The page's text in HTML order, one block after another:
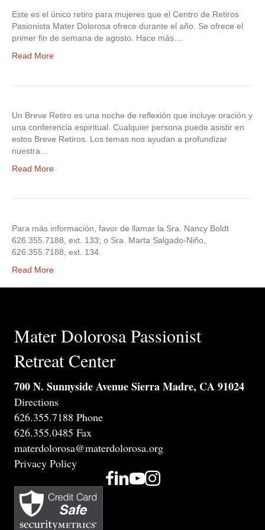
Este es el único retiro para mujeres que el Centro de Retiros
Pasionista Mater Dolorosa ofrece durante el año. Se ofrece el
primer fin de semana de agosto. Hace más…
Read More
Un Breve Retiro es una noche de reflexión que incluye oración y
una conferencia espiritual. Cualquier persona puede asistir en
estos Breve Retiros. Los temas nos ayudan a profundizar
nuestra…
Read More
Para más información, favor de llamar la Sra. Nancy Boldt
626.355.7188, ext. 133; o Sra. Marta Salgado-Niño,
626.355.7188, ext. 134.
Read More
Mater Dolorosa Passionist
Retreat Center
700 N. Sunnyside Avenue Sierra Madre, CA 91024
Directions
626.355.7188 Phone
626.355.0485 Fax
materdolorosa@materdolorosa.org
Privacy Policy